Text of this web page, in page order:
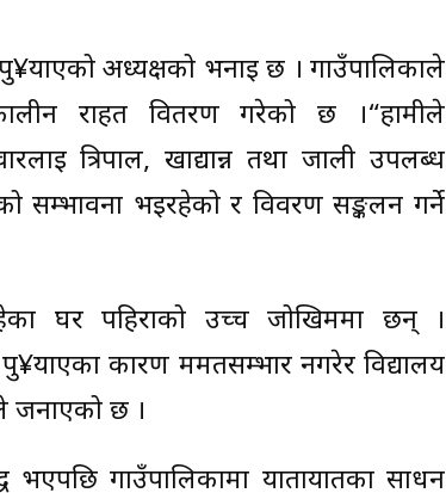
अध्यक्षको भनाइ छ । गाउँपालिकाले
राहत वितरण गरेको छ ।“हामीले
त्रिपाल, खाद्यान्न तथा जाली उपलब्ध
सम्भावना भइरहेको र विवरण सङ्कलन गर्ने
घर पहिराको उच्च जोखिममा छन् ।
कारण मर्मतसम्भार नगरेर विद्यालय
जनाएको छ ।
गाउँपालिकामा यातायातका साधन